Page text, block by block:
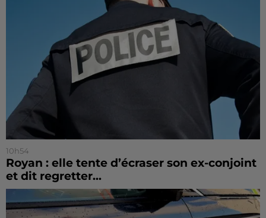
10h54
Royan : elle tente d’écraser son ex-conjoint
et dit regretter...